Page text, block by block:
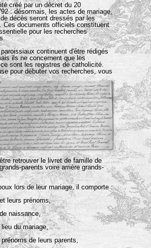
créé par un décret du 20
: désormais, les actes de mariage,
décès seront dressés par les
Ces documents officiels constituent
pour les recherches
continuent d'être rédigés
ils ne concernent que les
sont les registres de catholicité.
pour débuter vos recherches, vous
retrouver le livret de famille de
parents voire arrière grands-
lors de leur mariage, il comporte :
leurs prénoms,
naissance,
du mariage,
de leurs parents,